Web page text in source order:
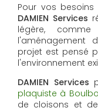
Pour vos besoins
DAMIEN Services
légère,
l'aménagement
projet est pensé
l'environnement
DAMIEN Services
plaquiste à
de cloisons et